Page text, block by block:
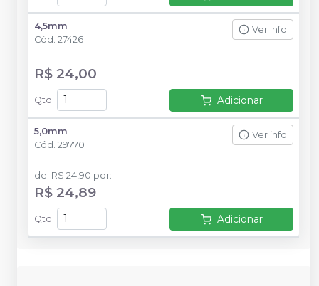
4,5mm
Cód. 27426
Ver info
R$ 24,00
Qtd : Adicionar
5,0mm
Cód. 29770
Ver info
de: R$ 24,90 por:
R$ 24,89
Qtd : Adicionar